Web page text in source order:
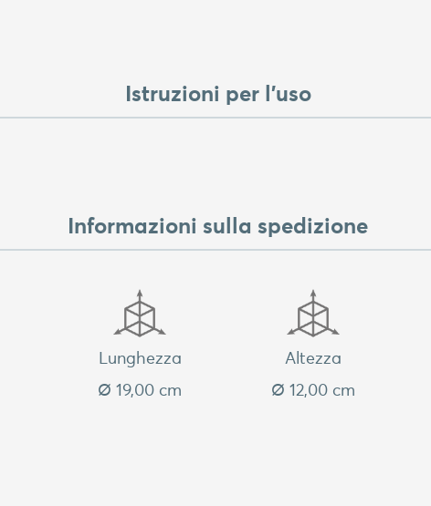
Istruzioni per l'uso
Informazioni sulla spedizione
Lunghezza
Ø 19,00 cm
Altezza
Ø 12,00 cm